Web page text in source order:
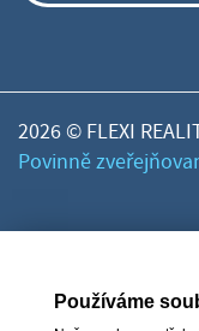
2026 © FLEXI
Povinně
Používáme